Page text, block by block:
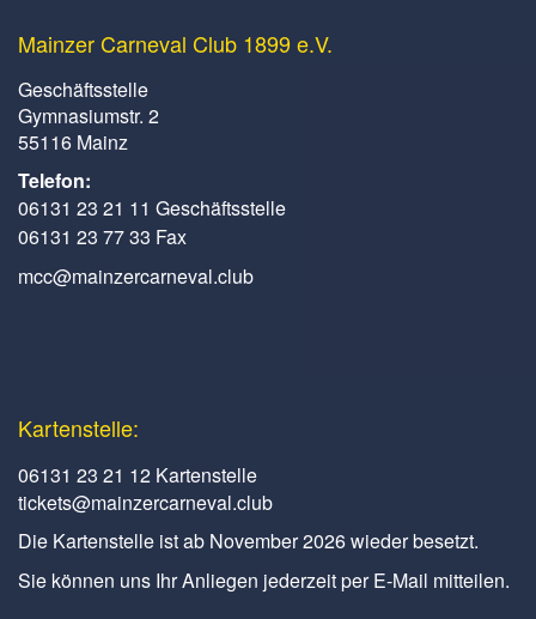
Mainzer Carneval Club 1899 e.V.
Geschäftsstelle
Gymnasiumstr. 2
55116 Mainz
Telefon:
06131 23 21 11 Geschäftsstelle
06131 23 77 33 Fax
mcc@mainzercarneval.club
Kartenstelle:
06131 23 21 12 Kartenstelle
tickets@mainzercarneval.club
Die Kartenstelle ist ab November 2026 wieder besetzt.
Sie können uns Ihr Anliegen jederzeit per E-Mail mitteilen.